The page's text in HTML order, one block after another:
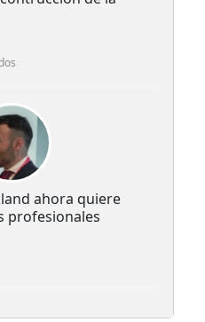
ahora quiere
profesionales